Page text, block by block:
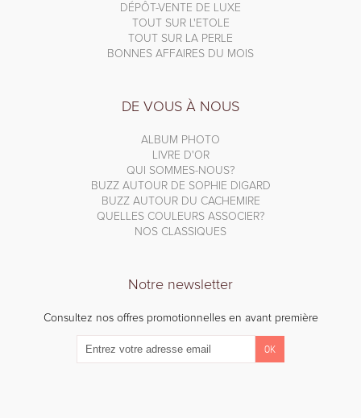
DÉPÔT-VENTE DE LUXE
TOUT SUR L'ETOLE
TOUT SUR LA PERLE
BONNES AFFAIRES DU MOIS
DE VOUS À NOUS
ALBUM PHOTO
LIVRE D'OR
QUI SOMMES-NOUS?
BUZZ AUTOUR DE SOPHIE DIGARD
BUZZ AUTOUR DU CACHEMIRE
QUELLES COULEURS ASSOCIER?
NOS CLASSIQUES
Notre newsletter
Consultez nos offres promotionnelles en avant première